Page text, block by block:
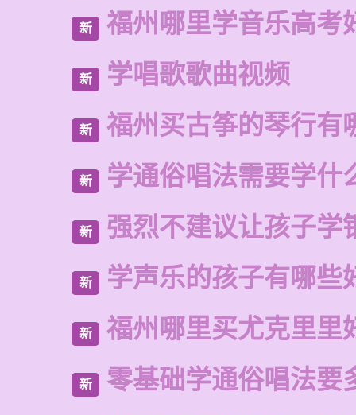
新 福州哪里学音乐高考
新 学唱歌歌曲视频
新 福州买古筝的琴行有
新 学通俗唱法需要学什
新 强烈不建议让孩子学
新 学声乐的孩子有哪些
新 福州哪里买尤克里里
新 零基础学通俗唱法要